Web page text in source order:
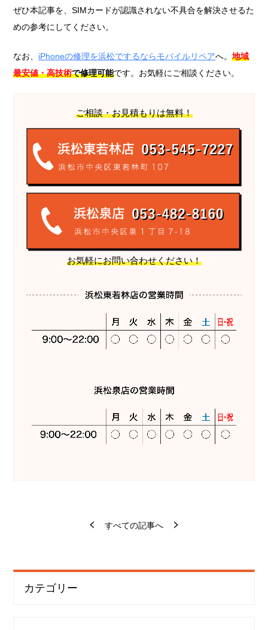
ぜひ本記事を、SIMカードが認識されない不具合を解決させるた
めの参考にしてください。
なお、 iPhoneの修理を浜松でするならモバイルリペアへ。地域
最安値・高技術で修理可能です。お気軽にご相談ください。
ご相談・お見積もりは無料！
お気軽にお問い合わせください！
すべての記事へ
カテゴリー